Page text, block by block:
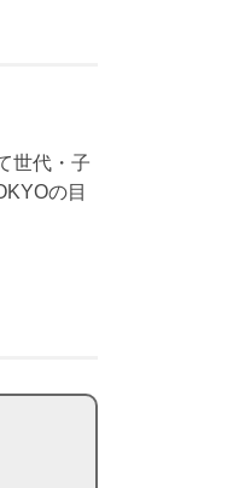
世代・子
の目